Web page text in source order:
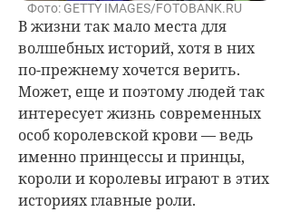
Фото: GETTY IMAGES/FOTOBANK.RU
В жизни так мало места для
волшебных историй, хотя в них
по-прежнему хочется верить.
Может, еще и поэтому людей так
интересует жизнь современных
особ королевской крови — ведь
именно принцессы и принцы,
короли и королевы играют в этих
историях главные роли.